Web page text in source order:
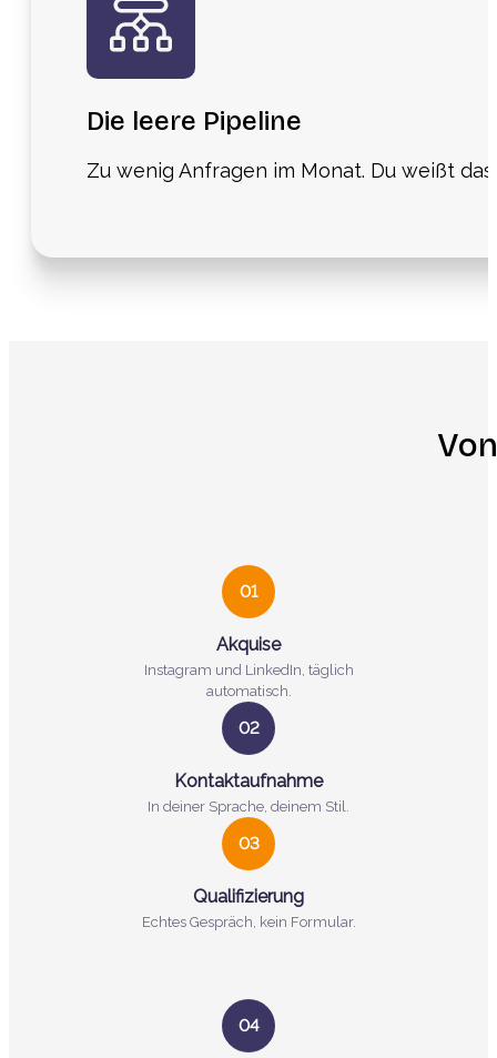
Die leere Pipeline
Zu wenig Anfragen im Monat. Du weißt
01
Akquise
Instagram und LinkedIn, täglich
automatisch.
02
Kontaktaufnahme
In deiner Sprache, deinem Stil.
03
Qualifizierung
Echtes Gespräch, kein Formular.
04